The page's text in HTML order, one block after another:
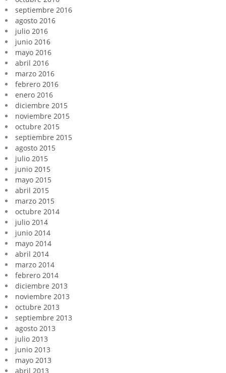
septiembre 2016
agosto 2016
julio 2016
junio 2016
mayo 2016
abril 2016
marzo 2016
febrero 2016
enero 2016
diciembre 2015
noviembre 2015
octubre 2015
septiembre 2015
agosto 2015
julio 2015
junio 2015
mayo 2015
abril 2015
marzo 2015
octubre 2014
julio 2014
junio 2014
mayo 2014
abril 2014
marzo 2014
febrero 2014
diciembre 2013
noviembre 2013
octubre 2013
septiembre 2013
agosto 2013
julio 2013
junio 2013
mayo 2013
abril 2013